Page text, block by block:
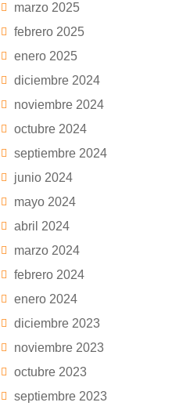
marzo 2025
febrero 2025
enero 2025
diciembre 2024
noviembre 2024
octubre 2024
septiembre 2024
junio 2024
mayo 2024
abril 2024
marzo 2024
febrero 2024
enero 2024
diciembre 2023
noviembre 2023
octubre 2023
septiembre 2023